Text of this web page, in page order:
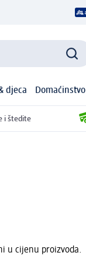
djeca Domaćinstvo
i štedite
u cijenu proizvoda.